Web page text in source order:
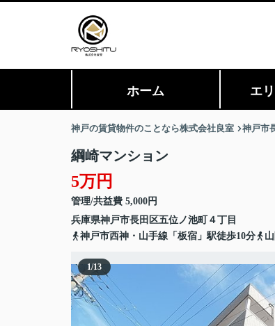
ホーム エ
神戸の賃貸物件のことなら株式会社良室 神戸市
綱崎マンション
5万円
管理/共益費 5,000円
兵庫県神戸市長田区五位ノ池町
４丁目
神戸市西神・山手線「板宿」駅徒歩10分
1/13